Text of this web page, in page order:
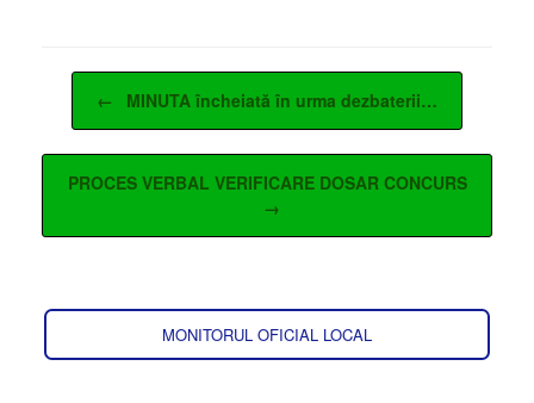
Post navigation
← MINUTA încheiată în urma dezbaterii…
PROCES VERBAL VERIFICARE DOSAR CONCURS
→
MONITORUL OFICIAL LOCAL